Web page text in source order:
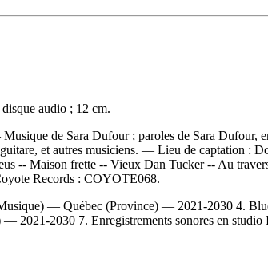
audio ; 12 cm.
de Sara Dufour ; paroles de Sara Dufour,
et autres musiciens. — Lieu de captation :
-- Maison frette -- Vieux Dan Tucker -- Au
Records : COYOTE068.
— Québec (Province) — 2021-2030 4.
2030 7. Enregistrements sonores en studio